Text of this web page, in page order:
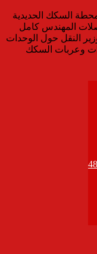
السكك الحديدية
المهندس كامل
النقل حول الوحدات
وعربات السكك